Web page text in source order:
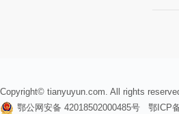
Copyright© tianyuyun.com. All rights
鄂公网安备 42018502000485号
鄂ICP